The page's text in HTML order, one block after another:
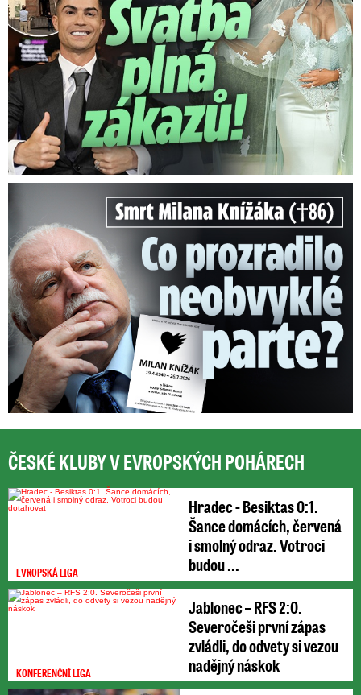
Smrt Milana Knížáka (†86): Co prozradilo neobvyklé parte?
ČESKÉ KLUBY V EVROPSKÝCH POHÁRECH
EVROPSKÁ LIGA
Hradec - Besiktas 0:1.
Šance domácích, červená
i smolný odraz. Votroci
budou ...
KONFERENČNÍ LIGA
Jablonec – RFS 2:0.
Severočeši první zápas
zvládli, do odvety si vezou
nadějný náskok